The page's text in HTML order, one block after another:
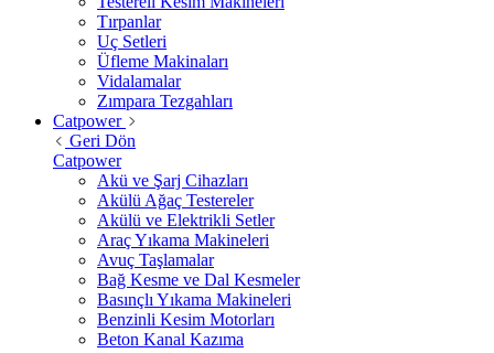
Tırpanlar
Uç Setleri
Üfleme Makinaları
Vidalamalar
Zımpara Tezgahları
Catpower
Geri Dön
Catpower
Akü ve Şarj Cihazları
Akülü Ağaç Testereler
Akülü ve Elektrikli Setler
Araç Yıkama Makineleri
Avuç Taşlamalar
Bağ Kesme ve Dal Kesmeler
Basınçlı Yıkama Makineleri
Benzinli Kesim Motorları
Beton Kanal Kazıma